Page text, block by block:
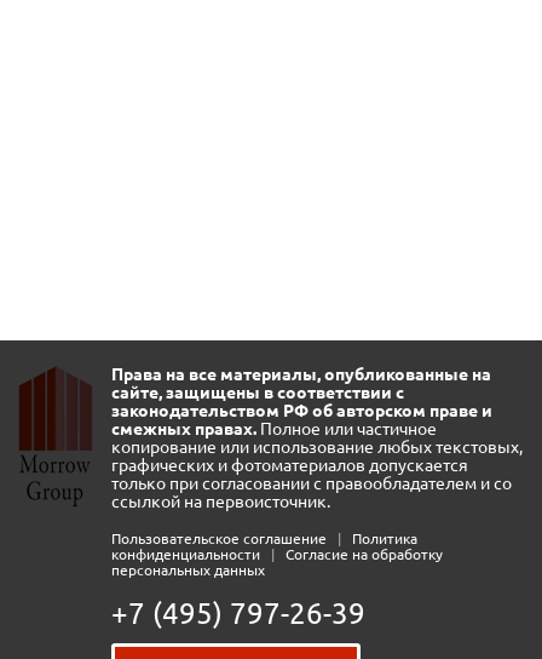
Права на все материалы, опубликованные на
сайте, защищены в соответствии с
законодательством РФ об авторском праве и
смежных правах. Полное или частичное
копирование или использование любых текстовых,
графических и фотоматериалов допускается
только при согласовании с правообладателем и со
ссылкой на первоисточник.
Пользовательское соглашение |
Политика
конфиденциальности
|
Согласие на обработку
персональных данных
+7 (495) 797-26-39